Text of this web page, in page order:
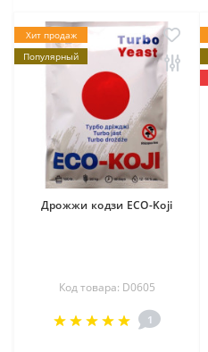
Хит продаж
Популярный
Дрожжи кодзи ECO-Koji
Код товара: D0605
1